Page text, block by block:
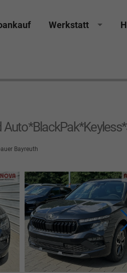
günstig Finanzierung
Werkstatt
Bayreuth